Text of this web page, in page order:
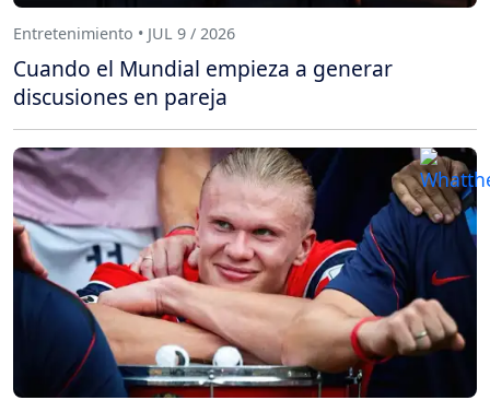
Entretenimiento • JUL 9 / 2026
Cuando el Mundial empieza a generar
discusiones en pareja